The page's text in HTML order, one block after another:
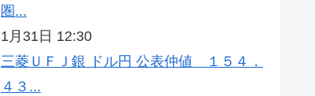
圏...
1月31日 12:30
三菱ＵＦＪ銀 ドル円 公表仲値 １５４．
４３...